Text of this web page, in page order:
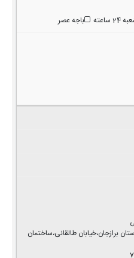
24 ساعته باجه عصر
برازجان،خیابان طالقانی،ساختمان